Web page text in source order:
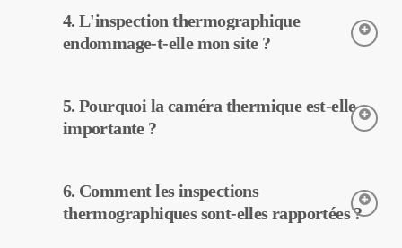
thermiques. Ces caméras détectent les températures des
équipements, et ces données sont traitées et rapportées par
4. L'inspection thermographique
endommage-t-elle mon site ?
elle peut donc être réalisée sans aucun changement physique
dans votre centrale. Elle n’endommage pas votre site et
5. Pourquoi la caméra thermique est-elle
importante ?
précision les températures des équipements dans les centrales
solaires. Elles aident à la détection précoce des pannes et à
6. Comment les inspections
thermographiques sont-elles rapportées ?